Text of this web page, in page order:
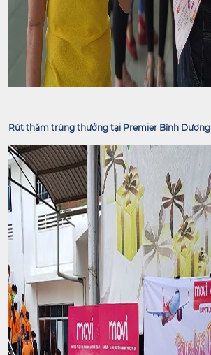
Rút thăm trúng thưởng tại Premier Bình Dương